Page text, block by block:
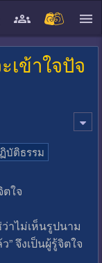
เข้าใจปัจ
บัติธรรม
ใจ
าไม่เห็นรูปนาม
จึงเป็นผู้รู้จิตใจ
close